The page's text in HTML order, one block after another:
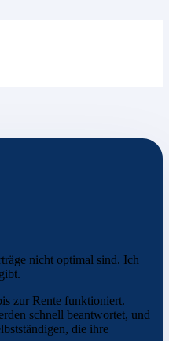
nicht optimal sind. Ich
zur Rente funktioniert.
schnell beantwortet, und
die ihre